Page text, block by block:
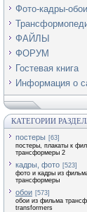
Фото-кадры-обои
ФАЙЛЫ
ФОРУМ
Гостевая книга
Информация о
КАТЕГОРИИ
постеры [63]
постеры, плакаты к
трансформеры 2
кадры, фото [523]
фото и кадры из
трансформеры
обои [573]
обои из фильма
transformers